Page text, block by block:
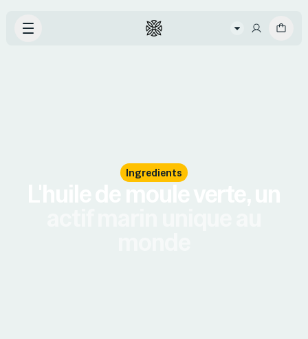
Ingredients